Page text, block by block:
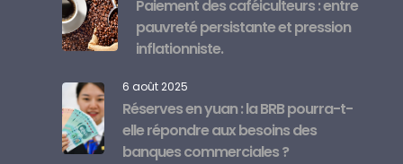
Paiement des caféiculteurs : entre
pauvreté persistante et pression
inflationniste.
6 août 2025
Réserves en yuan : la BRB pourra-t-
elle répondre aux besoins des
banques commerciales ?